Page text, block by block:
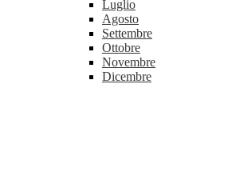
Luglio
Agosto
Settembre
Ottobre
Novembre
Dicembre